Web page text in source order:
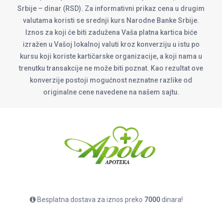
Srbije – dinar (RSD). Za informativni prikaz cena u drugim
valutama koristi se srednji kurs Narodne Banke Srbije.
Iznos za koji će biti zadužena Vaša platna kartica biće
izražen u Vašoj lokalnoj valuti kroz konverziju u istu po
kursu koji koriste kartičarske organizacije, a koji nama u
trenutku transakcije ne može biti poznat. Kao rezultat ove
konverzije postoji mogućnost neznatne razlike od
originalne cene navedene na našem sajtu.
Besplatna dostava za iznos preko 7000dinara!